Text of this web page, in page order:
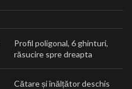
Profil poligonal, 6 ghinturi,
răsucire spre dreapta
Cătare și înălțător deschis